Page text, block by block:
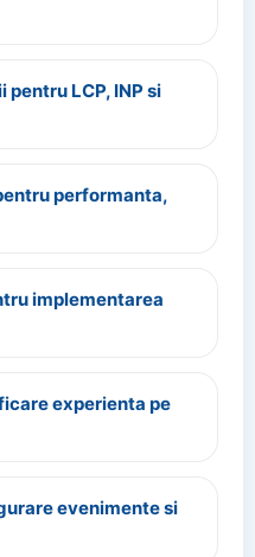
LCP, INP si
performanta,
implementarea
experienta pe
evenimente si